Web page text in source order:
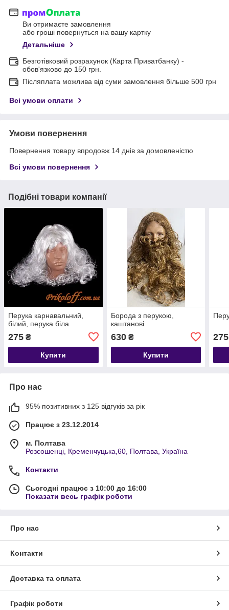
Ви отримаєте замовлення
або гроші повернуться на вашу картку
Детальніше
Безготівковий розрахунок (Карта Приватбанку) -
обов'язково до 150 грн.
Післяплата можлива від суми замовлення більше 500 грн
Всі умови оплати
Умови повернення
Повернення товару впродовж 14 днів за домовленістю
Всі умови повернення
Подібні товари компанії
Перука карнавальний,
білий, перука біла
275 ₴
Купити
Борода з перукою,
каштанові
630₴
Купити
275
Про нас
95% позитивних з 125 відгуків за рік
Працює з 23.12.2014
м. Полтава
Розсошенці, Кременчуцька,60, Полтава, Україна
Контакти
Сьогодні працює з 10:00 до 16:00
Показати весь графік роботи
Про нас
Контакти
Доставка та оплата
Графік роботи